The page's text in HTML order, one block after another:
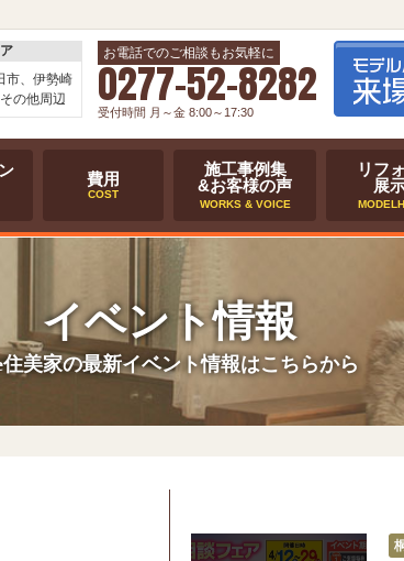
市、伊勢崎
の他周辺
お電話でのご相談もお気軽に
0277-52-8282
受付時間 月～金 8:00～17:30
費用
COST
施工事例集
&お客様の声
WORKS & VOICE
リフ
展
イベント情報
住美家の最新イベント情報はこちらから